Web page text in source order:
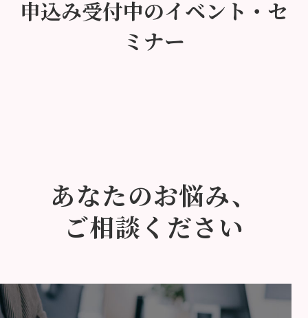
申込み受付中のイベント・セ
ミナー
あなたのお悩み、
ご相談ください